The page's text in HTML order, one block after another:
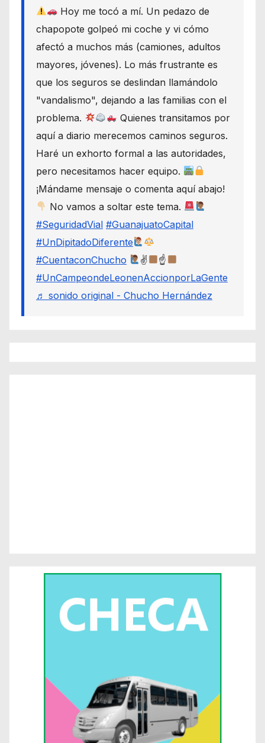
Hoy me tocó a mí. Un pedazo de
chapopote golpeó mi coche y vi cómo
afectó a muchos más (camiones, adultos
mayores, jóvenes). Lo más frustrante es
que los seguros se deslindan llamándolo
"vandalismo", dejando a las familias con el
problema.
Quienes transitamos por
aquí a diario merecemos caminos seguros.
Haré un exhorto formal a las autoridades,
pero necesitamos hacer equipo.
¡Mándame mensaje o comenta aquí abajo!
No vamos a soltar este tema.
#SeguridadVial #GuanajuatoCapital
#UnDipitadoDiferente
#CuentaconChucho
✌
☝
#UnCampeondeLeonenAccionporLaGente
♬ sonido original - Chucho Hernández